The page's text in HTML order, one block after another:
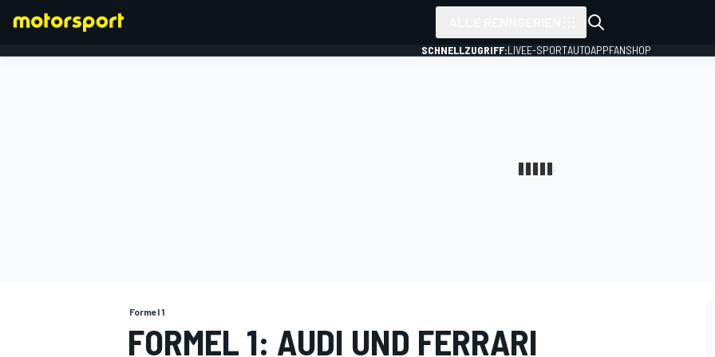
SCHNELLZUGRIFF:LIVEE-SPORTAUTOAPPFANSHOP
Formel 1
FORMEL 1: AUDI UND FERRARI